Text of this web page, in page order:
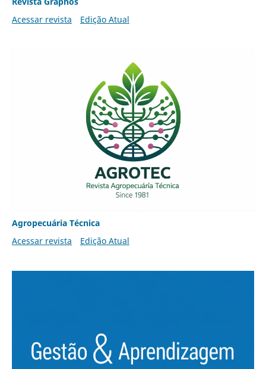
Acessar revista
Edição Atual
Agropecuária Técnica
Acessar revista
Edição Atual